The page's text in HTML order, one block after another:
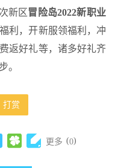
新区冒险岛2022新职业
利，开新服领福利，冲
返好礼等，诸多好礼齐
。
打赏
更多 (0)